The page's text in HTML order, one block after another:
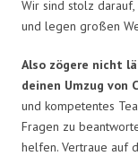
Wir sind stolz
und legen großen
Also zögere nicht
deinen Umzug von
und kompetentes
Fragen zu
helfen. Vertraue auf